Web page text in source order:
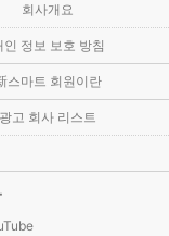
회사개요
인 정보 보호 방침
스마트 회원이란
광고 회사 리스트